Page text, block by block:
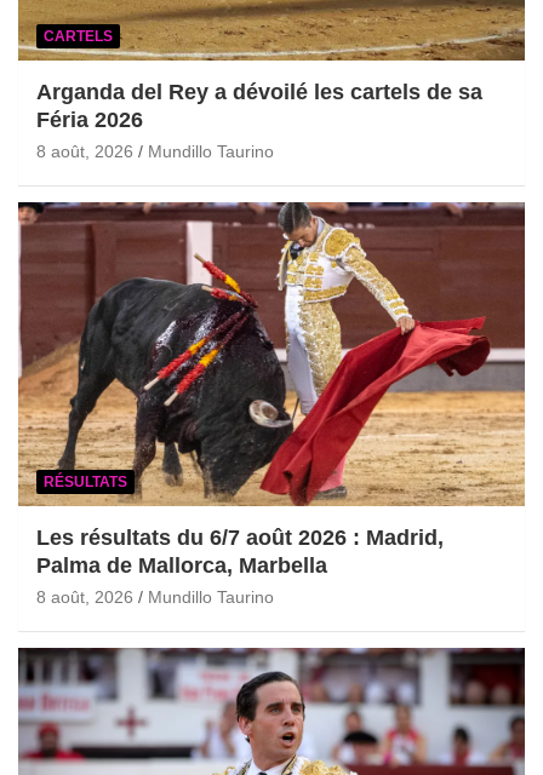
CARTELS
Arganda del Rey a dévoilé les cartels de sa
Féria 2026
8 août, 2026 Mundillo Taurino
RÉSULTATS
Les résultats du 6/7 août 2026 : Madrid,
Palma de Mallorca, Marbella
8 août, 2026 Mundillo Taurino